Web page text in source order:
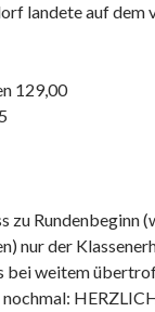
landete auf dem
129,00
zu Rundenbeginn
nur der
bei weitem